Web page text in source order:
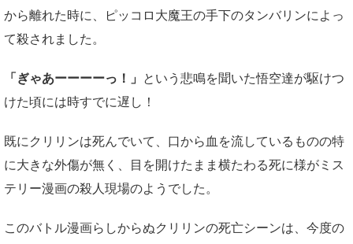
から離れた時に、ピッコロ大魔王の手下のタンバリンによっ
て殺されました。
「ぎゃあーーーーっ！」
という悲鳴を聞いた悟空達が駆けつ
けた頃には時すでに遅し！
既にクリリンは死んでいて、口から血を流しているものの特
に大きな外傷が無く、目を開けたまま横たわる死に様がミス
テリー漫画の殺人現場のようでした。
このバトル漫画らしからぬクリリンの死亡シーンは、今度の